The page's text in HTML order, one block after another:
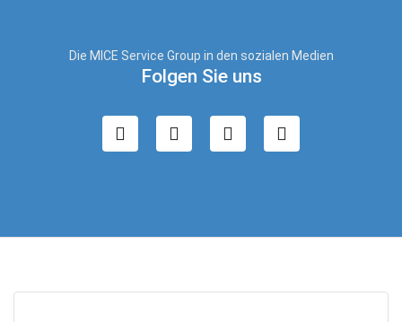
Die MICE Service Group in den sozialen Medien
Folgen Sie uns